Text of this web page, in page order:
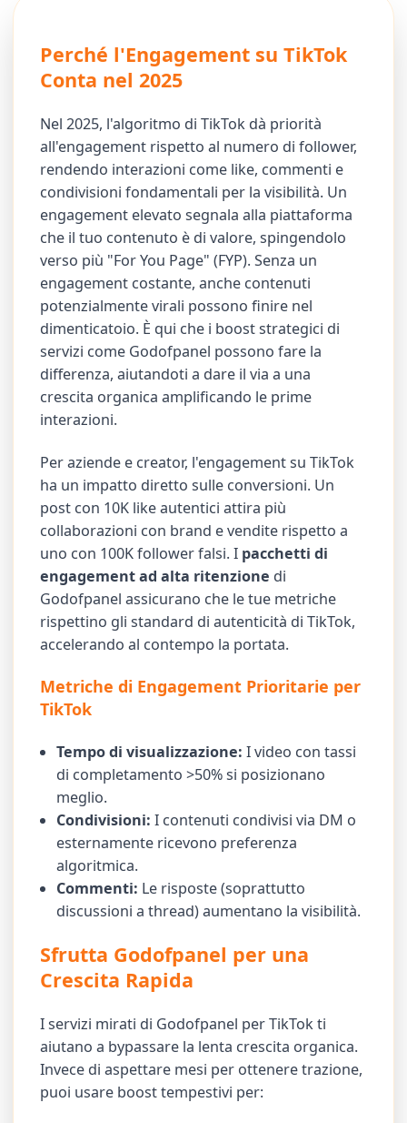
Perché l'Engagement su TikTok
Conta nel 2025
Nel 2025, l'algoritmo di TikTok dà priorità
all'engagement rispetto al numero di follower,
rendendo interazioni come like, commenti e
condivisioni fondamentali per la visibilità. Un
engagement elevato segnala alla piattaforma
che il tuo contenuto è di valore, spingendolo
verso più "For You Page" (FYP). Senza un
engagement costante, anche contenuti
potenzialmente virali possono finire nel
dimenticatoio. È qui che i boost strategici di
servizi come Godofpanel possono fare la
differenza, aiutandoti a dare il via a una
crescita organica amplificando le prime
interazioni.
Per aziende e creator, l'engagement su TikTok
ha un impatto diretto sulle conversioni. Un
post con 10K like autentici attira più
collaborazioni con brand e vendite rispetto a
uno con 100K follower falsi. I pacchetti di
engagement ad alta ritenzione di
Godofpanel assicurano che le tue metriche
rispettino gli standard di autenticità di TikTok,
accelerando al contempo la portata.
Metriche di Engagement Prioritarie per
TikTok
Tempo di visualizzazione: I video con tassi
di completamento >50% si posizionano
meglio.
Condivisioni: I contenuti condivisi via DM o
esternamente ricevono preferenza
algoritmica.
Commenti: Le risposte (soprattutto
discussioni a thread) aumentano la visibilità.
Sfrutta Godofpanel per una
Crescita Rapida
I servizi mirati di Godofpanel per TikTok ti
aiutano a bypassare la lenta crescita organica.
Invece di aspettare mesi per ottenere trazione,
puoi usare boost tempestivi per: